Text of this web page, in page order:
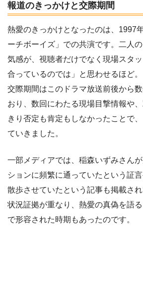
報道のきっかけと交際期間
熱愛のきっかけとなったのは、1997
ーチボーイズ」での共演です。二人
気感が、視聴者だけでなく現場スタ
合っているのでは」と思わせるほど
交際期間はこのドラマ放送前後から
おり、数回にわたる現場目撃情報や
きり否定も肯定もしなかったことで
ていきました。
一部メディアでは、稲森いずみさん
ションに頻繁に通っていたという証
散歩させていたという記事も掲載さ
状況証拠が重なり、熱愛の真偽を語る
で形容された時期もあったのです。